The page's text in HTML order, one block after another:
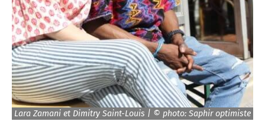
Lara Zamani et Dimitry Saint-Louis | © photo: Saphir optimiste